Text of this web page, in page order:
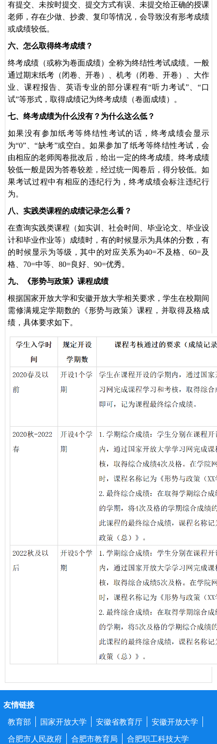
有提交、未按时提交、提交方式有误、未提交给正确的授课
老师，存在少做、抄袭、复印等情况，会导致没有形考成绩
或成绩较低。
六、怎么取得终考成绩？
终考成绩（或称为卷面成绩）全称为终结性考试成绩。一般
通过期末纸考（闭卷、开卷）、机考（闭卷、开卷）、大作
业、课程报告、英语专业的部分课程有“听力考试”、“口
试”等形式，取得成绩记为终考成绩（卷面成绩）。
七、终考成绩为什么没有？为什么这么低？
如果没有参加纸考等终结性考试的话，终考成绩会显示
为“0”、“缺考”或空白。如果参加了纸考等终结性考试，会
由相应的老师阅卷批改后，给出一定的终考成绩。终考成绩
较低一般是因为答卷较差，经过统一阅卷后，得分较低。如
果考试过程中有相应的违纪行为，终考成绩会标注违纪行
为。
八、实践类课程的成绩记录怎么看？
在查询实践类课程（如实训、社会时间、毕业论文、毕业设
计和毕业作业等）成绩时，有的时候显示为具体的分数，有
的时候显示为等级，其中的对应关系为40=不及格、60=及
格、70=中等、80=良好、90=优秀。
九、《形势与政策》课程成绩
根据国家开放大学和安徽开放大学相关要求，学生在校期间
需修满规定学期数的《形势与政策》课程，并取得及格成
绩，具体要求如下。
友情链接
教育部
国家开放大学 安徽省教育厅
安徽开放大学
合肥市人民政府
合肥市教育局 合肥职工科技大学